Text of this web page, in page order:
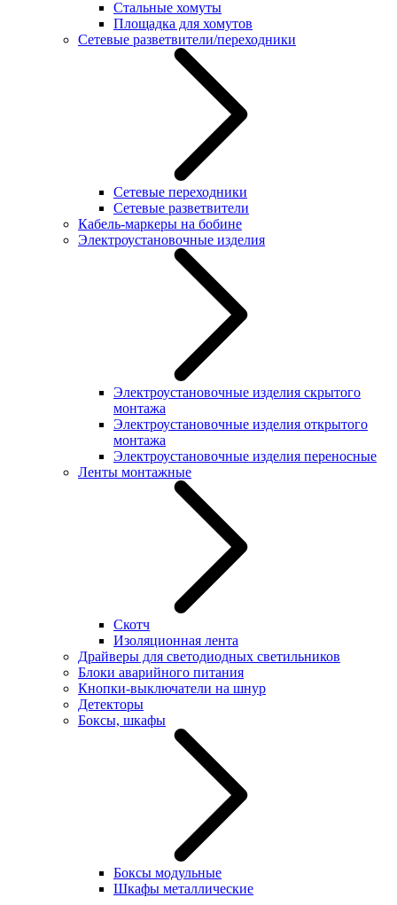
Стальные хомуты
Площадка для хомутов
Сетевые разветвители/переходники
Сетевые переходники
Сетевые разветвители
Кабель-маркеры на бобине
Электроустановочные изделия
Электроустановочные изделия скрытого
монтажа
Электроустановочные изделия открытого
монтажа
Электроустановочные изделия переносные
Ленты монтажные
Скотч
Изоляционная лента
Драйверы для светодиодных светильников
Блоки аварийного питания
Кнопки-выключатели на шнур
Детекторы
Боксы, шкафы
Боксы модульные
Шкафы металлические